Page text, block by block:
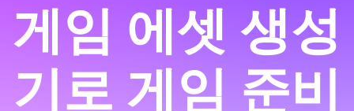
게임 에셋 생성
기로 게임 준비